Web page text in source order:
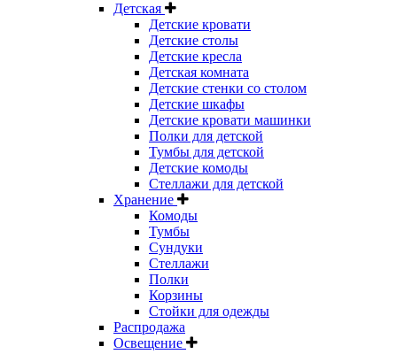
Детская
Детские кровати
Детские столы
Детские кресла
Детская комната
Детские стенки со столом
Детские шкафы
Детские кровати машинки
Полки для детской
Тумбы для детской
Детские комоды
Стеллажи для детской
Хранение
Комоды
Тумбы
Сундуки
Стеллажи
Полки
Корзины
Стойки для одежды
Распродажа
Освещение